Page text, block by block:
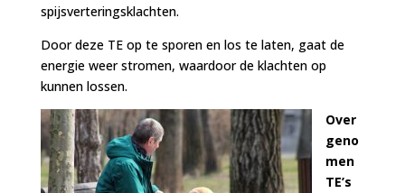
spijsverteringsklachten.
Door deze TE op te sporen en los te laten, gaat de
energie weer stromen, waardoor de klachten op
kunnen lossen.
Over
geno
men
TE’s